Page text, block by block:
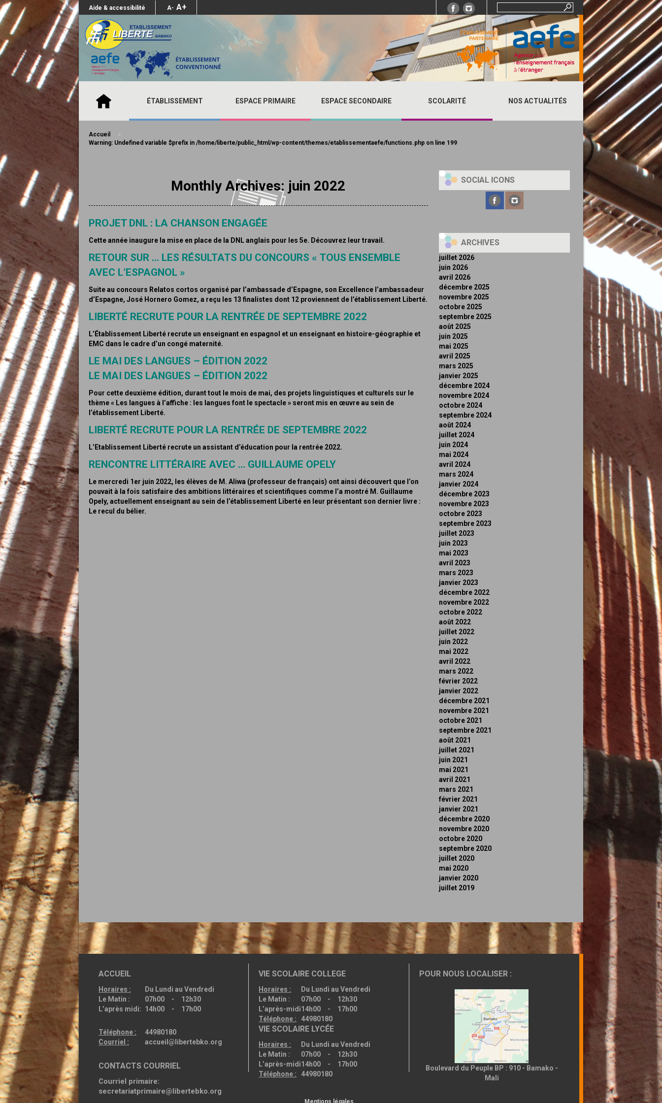
Aide & accessibilité A- A+
ÉTABLISSEMENT ESPACE PRIMAIRE ESPACE SECONDAIRE SCOLARITÉ NOS ACTUALITÉS
Accueil
>
Warning: Undefined variable $prefix in /home/liberte/public_html/wp-content/themes/etablissementaefe/functions.php on line 199
Monthly Archives: juin 2022
PROJET DNL : LA CHANSON ENGAGÉE
Cette année inaugure la mise en place de la DNL anglais pour les 5e. Découvrez leur travail.
RETOUR SUR … LES RÉSULTATS DU CONCOURS « TOUS ENSEMBLE
AVEC L’ESPAGNOL »
Suite au concours Relatos cortos organisé par l’ambassade d’Espagne, son Excellence l’ambassadeur
d’Espagne, José Hornero Gomez, a reçu les 13 finalistes dont 12 proviennent de l’établissement Liberté.
LIBERTÉ RECRUTE POUR LA RENTRÉE DE SEPTEMBRE 2022
L’Établissement Liberté recrute un enseignant en espagnol et un enseignant en histoire-géographie et
EMC dans le cadre d’un congé maternité.
LE MAI DES LANGUES – ÉDITION 2022
LE MAI DES LANGUES – ÉDITION 2022
Pour cette deuxième édition, durant tout le mois de mai, des projets linguistiques et culturels sur le
thème « Les langues à l’affiche : les langues font le spectacle » seront mis en œuvre au sein de
l’établissement Liberté.
LIBERTÉ RECRUTE POUR LA RENTRÉE DE SEPTEMBRE 2022
L’Etablissement Liberté recrute un assistant d’éducation pour la rentrée 2022.
RENCONTRE LITTÉRAIRE AVEC … GUILLAUME OPELY
Le mercredi 1er juin 2022, les élèves de M. Aliwa (professeur de français) ont ainsi découvert que l’on
pouvait à la fois satisfaire des ambitions littéraires et scientifiques comme l’a montré M. Guillaume
Opely, actuellement enseignant au sein de l’établissement Liberté en leur présentant son dernier livre :
Le recul du bélier.
SOCIAL ICONS
ARCHIVES
juillet 2026
juin 2026
avril 2026
décembre 2025
novembre 2025
octobre 2025
septembre 2025
août 2025
juin 2025
mai 2025
avril 2025
mars 2025
janvier 2025
décembre 2024
novembre 2024
octobre 2024
septembre 2024
août 2024
juillet 2024
juin 2024
mai 2024
avril 2024
mars 2024
janvier 2024
décembre 2023
novembre 2023
octobre 2023
septembre 2023
juillet 2023
juin 2023
mai 2023
avril 2023
mars 2023
janvier 2023
décembre 2022
novembre 2022
octobre 2022
août 2022
juillet 2022
juin 2022
mai 2022
avril 2022
mars 2022
février 2022
janvier 2022
décembre 2021
novembre 2021
octobre 2021
septembre 2021
août 2021
juillet 2021
juin 2021
mai 2021
avril 2021
mars 2021
février 2021
janvier 2021
décembre 2020
novembre 2020
octobre 2020
septembre 2020
juillet 2020
mai 2020
janvier 2020
juillet 2019
ACCUEIL
Horaires :
Le Matin :
L’après midi:
Du Lundi au Vendredi
07h00 - 12h30
14h00 - 17h00
Téléphone :
Courriel :
44980180
accueil@libertebko.org
CONTACTS COURRIEL
Courriel primaire:
secretariatprimaire@libertebko.org
VIE SCOLAIRE COLLEGE
Horaires :
Le Matin :
L’après-midi
Du Lundi au Vendredi
07h00 - 12h30
14h00 - 17h00
Téléphone :
44980180
VIE SCOLAIRE LYCÉE
Horaires :
Le Matin :
L’après-midi
Du Lundi au Vendredi
07h00 - 12h30
14h00 - 17h00
Téléphone :
44980180
POUR NOUS LOCALISER :
Boulevard du Peuple BP : 910 - Bamako -
Mali
Mentions légales